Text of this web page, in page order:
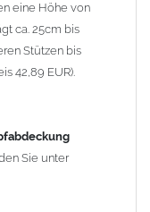
werden 6
undKaminbreite
Stützen
6 Stützen =
eine Höhe von
ca. 25cm bis
Stützen bis
42,89 EUR).
Sie unter